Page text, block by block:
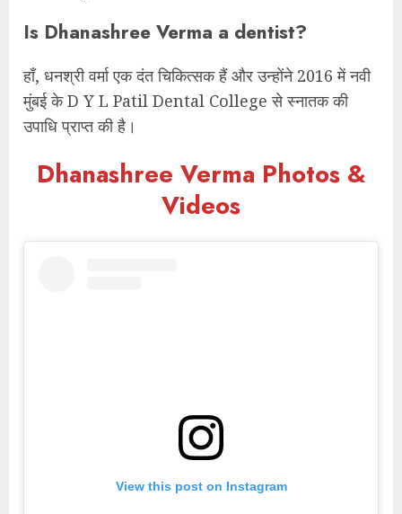
Is Dhanashree Verma a dentist?
हाँ, धनश्री वर्मा एक दंत चिकित्सक हैं और उन्होंने 2016 में नवी
मुंबई के D Y L Patil Dental College से स्नातक की
उपाधि प्राप्त की है।
Dhanashree Verma Photos &
Videos
View this post on Instagram